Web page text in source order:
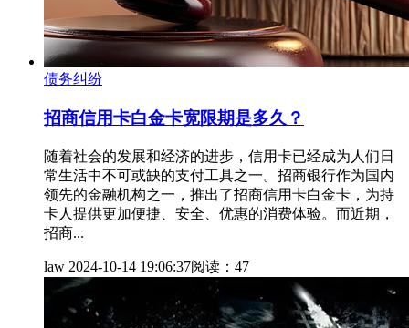
债务纠纷
招商信用卡白金卡宽限期是多久？
随着社会的发展和经济的进步，信用卡已经成为人们日
常生活中不可或缺的支付工具之一。招商银行作为国内
领先的金融机构之一，推出了招商信用卡白金卡，为持
卡人提供更加便捷、安全、优惠的消费体验。而近期，
招商...
law 2024-10-14 19:06:37阅读：47